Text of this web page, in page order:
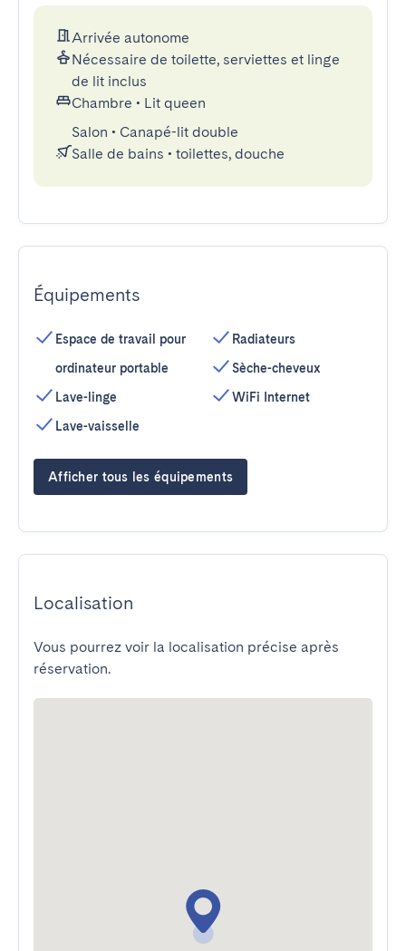
Arrivée autonome
Nécessaire de toilette, serviettes et linge
de lit inclus
Chambre • Lit queen
Salon • Canapé-lit double
Salle de bains • toilettes, douche
Équipements
Espace de travail pour
ordinateur portable
Lave-linge
Lave-vaisselle
Radiateurs
Sèche-cheveux
WiFi Internet
Afficher tous les équipements
Localisation
Vous pourrez voir la localisation précise après
réservation.